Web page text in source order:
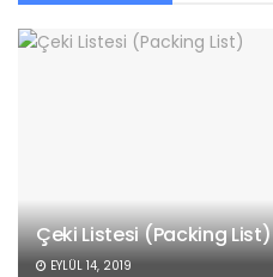
Çeki Listesi (Packing List)
EYLÜL 14, 2019